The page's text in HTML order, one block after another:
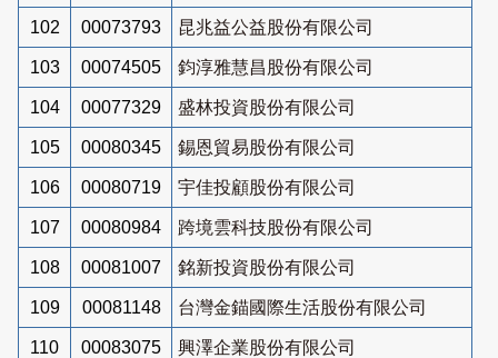
102 00073793 昆兆益公益股份有限公司
103 00074505 鈞淳雅慧昌股份有限公司
104 00077329 盛林投資股份有限公司
105 00080345 錫恩貿易股份有限公司
106 00080719 宇佳投顧股份有限公司
107 00080984 跨境雲科技股份有限公司
108 00081007 銘新投資股份有限公司
109 00081148 台灣金錨國際生活股份有限公司
110 00083075 興澤企業股份有限公司